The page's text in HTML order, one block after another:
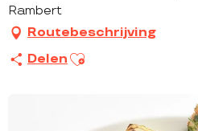
Rambert
Routebeschrijving
Delen Ajouter aux favoris